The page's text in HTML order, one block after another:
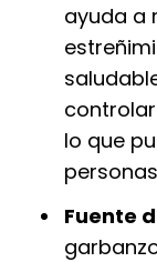
ayuda a
lo que
Fuente